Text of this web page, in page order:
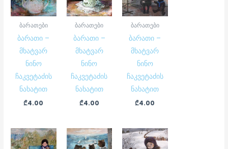
ბარათები
ბარათი –
მხატვარ
ნინო
ჩაკვეტაძის
ნახატით
₾4.00
ბარათები
ბარათი –
მხატვარ
ნინო
ჩაკვეტაძის
ნახატით
₾4.00
ბარათები
ბარათი –
მხატვარ
ნინო
ჩაკვეტაძის
ნახატით
₾4.00